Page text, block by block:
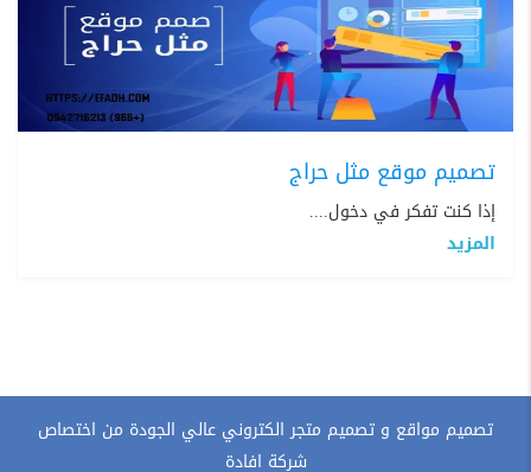
تصميم موقع مثل حراج
إذا كنت تفكر في دخول....
المزيد
تصميم مواقع و تصميم متجر الكتروني عالي الجودة من اختصاص
شركة افادة